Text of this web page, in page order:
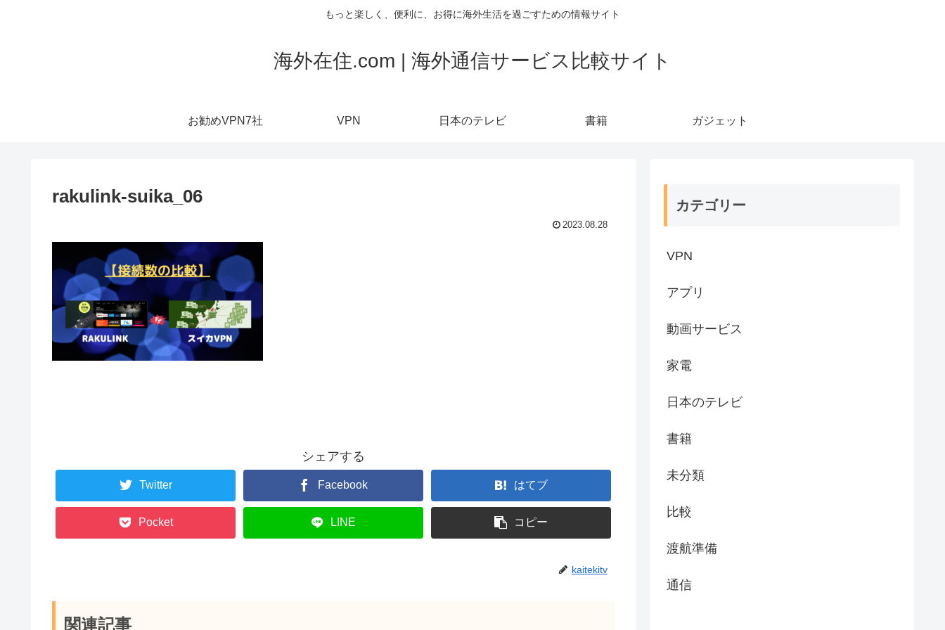
もっと楽しく、便利に、お得に海外生活を過ごすための情報サイト
海外在住.com | 海外通信サービス比較サイト
お勧めVPN7社 VPN 日本のテレビ 書籍 ガジェット
rakulink-suika_06
2023.08.28
シェアする
Twitter Facebook はてブ
Pocket LINE コピー
kaitekitv
関連記事
カテゴリー
VPN
アプリ
動画サービス
家電
日本のテレビ
書籍
未分類
比較
渡航準備
通信